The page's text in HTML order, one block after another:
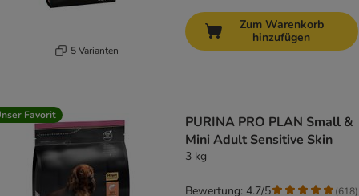
5 Varianten
Zum Warenkorb
hinzufügen
Favorit
PURINA PRO PLAN Small &
Mini Adult Sensitive Skin
3 kg
Bewertung: 4.7/5 (618)